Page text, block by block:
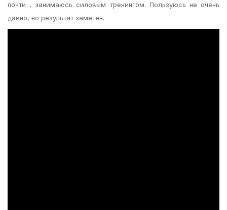
почти , занимаюсь силовым тренингом. Пользуюсь не очень
давно, но результат заметен.